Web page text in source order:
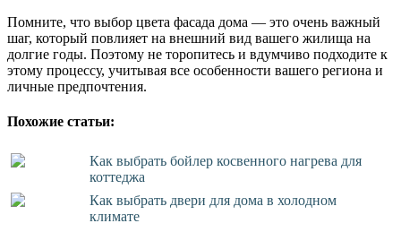
Помните, что выбор цвета фасада дома — это очень важный
шаг, который повлияет на внешний вид вашего жилища на
долгие годы. Поэтому не торопитесь и вдумчиво подходите к
этому процессу, учитывая все особенности вашего региона и
личные предпочтения.
Похожие статьи:
Как выбрать бойлер косвенного нагрева для
коттеджа
Как выбрать двери для дома в холодном
климате